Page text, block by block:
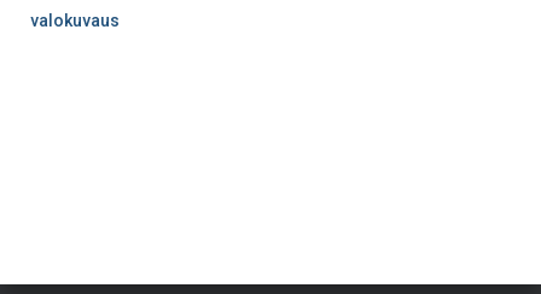
valokuvaus